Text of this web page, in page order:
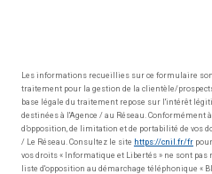
Les informations recueillies sur ce formulaire
traitement pour la gestion de la clientèle/
base légale du traitement repose sur l'intérêt
destinées à l'Agence / au Réseau. Conformément
d’opposition, de limitation et de portabilité de vos
/ Le Réseau. Consultez le site https://cnil.fr/frpour
vos droits « Informatique et Libertés » ne sont pas
liste d'opposition au démarchage téléphonique «